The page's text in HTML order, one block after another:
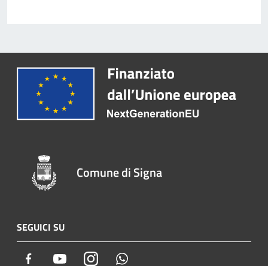
Comune di Signa
SEGUICI SU
Facebook YoutubeInstagram